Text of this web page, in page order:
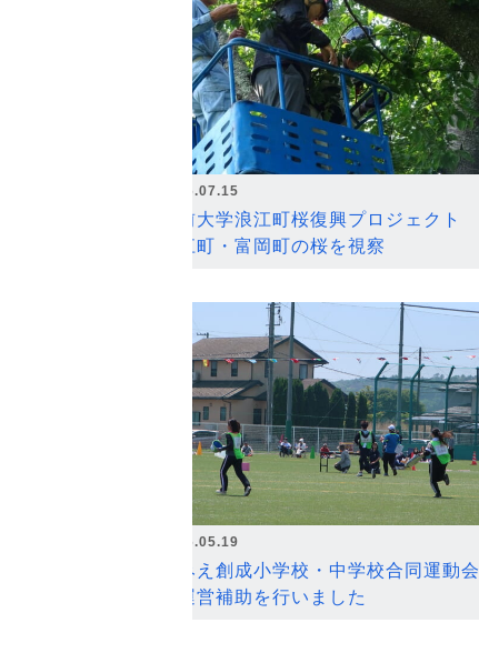
2026.07.15
弘前大学浪江町桜復興プロジェクト
浪江町・富岡町の桜を視察
2026.05.19
なみえ創成小学校・中学校合同運動会
の運営補助を行いました